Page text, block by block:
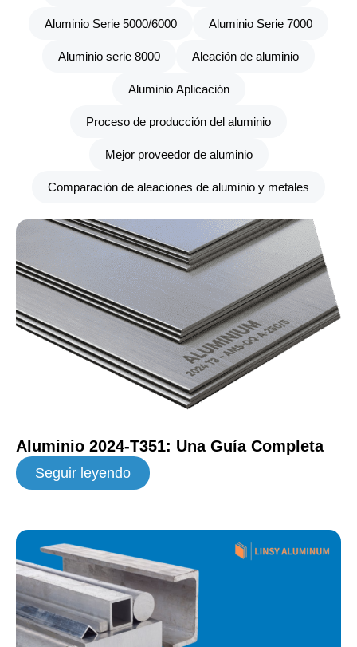
Aluminio Serie 5000/6000 Aluminio Serie 7000
Aluminio serie 8000 Aleación de aluminio
Aluminio Aplicación
Proceso de producción del aluminio
Mejor proveedor de aluminio
Comparación de aleaciones de aluminio y metales
Aluminio 2024-T351: Una Guía Completa
Seguir leyendo